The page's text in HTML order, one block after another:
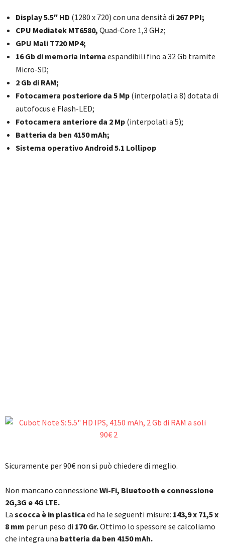
Display 5.5″ HD (1280 x 720) con una densità di 267 PPI;
CPU Mediatek MT6580, Quad-Core 1,3 GHz;
GPU Mali T720 MP4;
16 Gb di memoria interna espandibili fino a 32 Gb tramite
Micro-SD;
2 Gb di RAM;
Fotocamera posteriore da 5 Mp (interpolati a 8) dotata di
autofocus e Flash-LED;
Fotocamera anteriore da 2 Mp (interpolati a 5);
Batteria da ben 4150 mAh;
Sistema operativo Android 5.1 Lollipop
Sicuramente per 90€ non si può chiedere di meglio.
Non mancano connessione Wi-Fi, Bluetooth e connessione
2G,3G e 4G LTE.
La scocca è in plastica ed ha le seguenti misure: 143,9 x 71,5 x
8 mm per un peso di 170 Gr.Ottimo lo spessore se calcoliamo
che integra una batteria da ben 4150 mAh.